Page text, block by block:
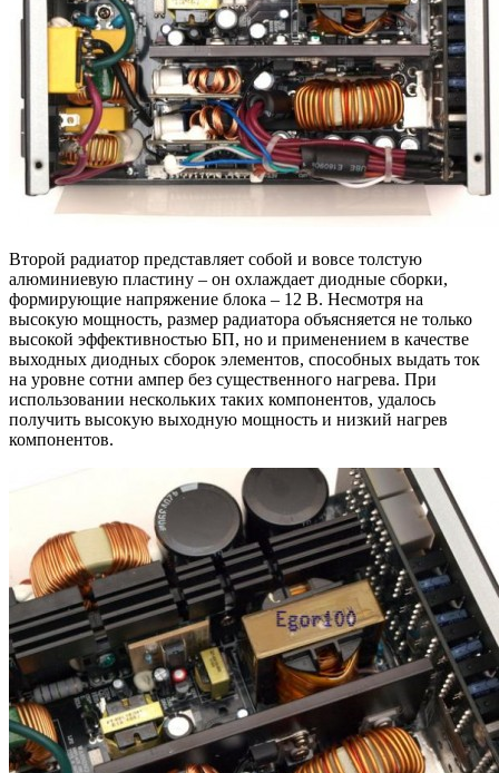
Второй радиатор представляет собой и вовсе толстую
алюминиевую пластину – он охлаждает диодные сборки,
формирующие напряжение блока – 12 В. Несмотря на
высокую мощность, размер радиатора объясняется не только
высокой эффективностью БП, но и применением в качестве
выходных диодных сборок элементов, способных выдать ток
на уровне сотни ампер без существенного нагрева. При
использовании нескольких таких компонентов, удалось
получить высокую выходную мощность и низкий нагрев
компонентов.